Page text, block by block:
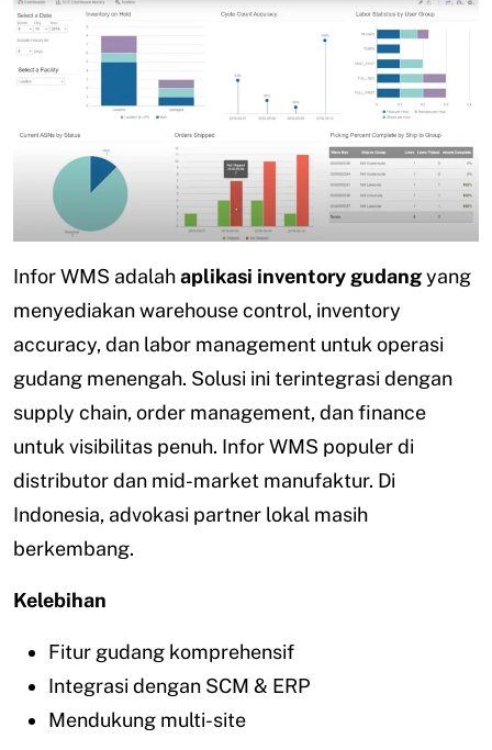
Infor WMS adalahaplikasi inventory gudangyang
menyediakan warehouse control, inventory
accuracy, dan labor management untuk operasi
gudang menengah. Solusi ini terintegrasi dengan
supply chain, order management, dan finance
untuk visibilitas penuh. Infor WMS populer di
distributor dan mid-market manufaktur. Di
Indonesia, advokasi partner lokal masih
berkembang.
Kelebihan
Fitur gudang komprehensif
Integrasi dengan SCM & ERP
Mendukung multi-site